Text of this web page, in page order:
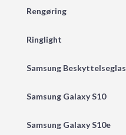
Rengøring
Ringlight
Samsung Beskyttelseglas
Samsung Galaxy S10
Samsung Galaxy S10e